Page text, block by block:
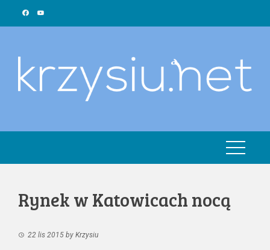
Rynek w Katowicach nocą
22 lis 2015 by Krzysiu